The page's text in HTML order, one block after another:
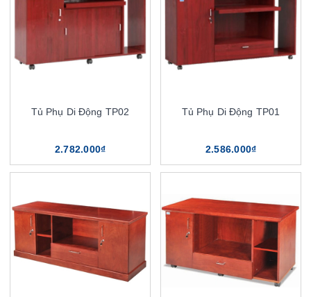
Tủ Phụ Di Động TP02
2.782.000₫
Tủ Phụ Di Động TP01
2.586.000₫